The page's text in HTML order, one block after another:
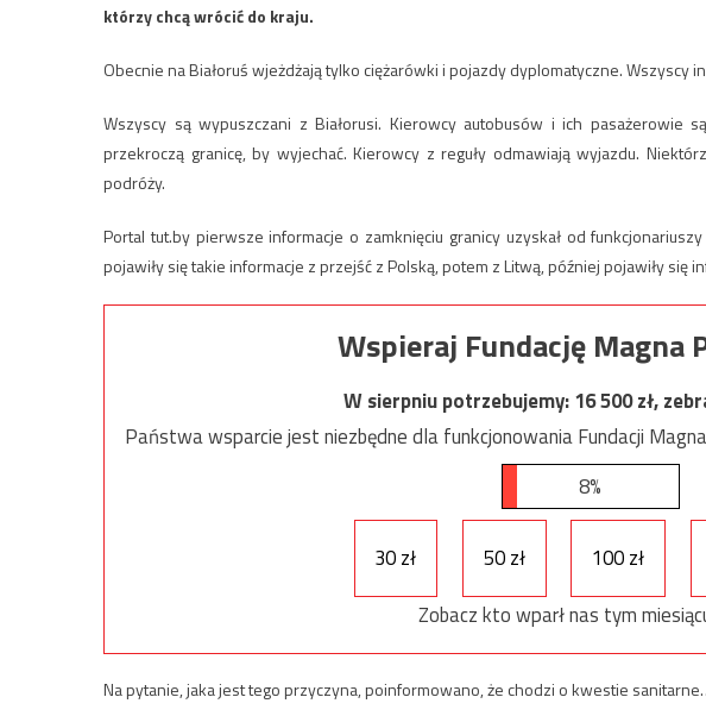
którzy chcą wrócić do kraju.
Obecnie na Białoruś wjeżdżają tylko ciężarówki i pojazdy dyplomatyczne. Wszyscy
Wszyscy są wypuszczani z Białorusi. Kierowcy autobusów i ich pasażerowie
przekroczą granicę, by wyjechać. Kierowcy z reguły odmawiają wyjazdu.
podróży.
Portal tut.by pierwsze informacje o zamknięciu granicy uzyskał od
pojawiły się takie informacje z przejść z Polską, potem z Litwą, później pojawiły się
Wspieraj Fundację Magna
W sierpniu potrzebujemy:16 500zł,
Państwa wsparcie jest niezbędne dla funkcjonowania Fundacji
8%
30 zł 50 zł 100 zł
Zobacz kto wparł nas tym
Na pytanie, jaka jest tego przyczyna, poinformowano, że chodzi o kwestie